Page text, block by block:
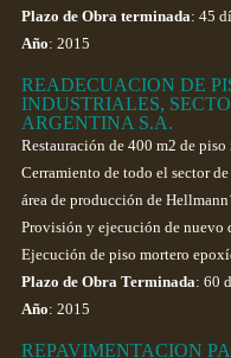
Plazo de Obra terminada: 45
Año: 2015
READECUACION DE
INDUSTRIALES,
ARGENTINA S.A.
Restauración de 400 m2 de
Cerramiento de todo el sector
área de producción de
Provisión y ejecución de nuevo
Ejecución de piso mortero
Plazo de Obra Terminada: 60
Año: 2015
REPAVIMENTACION